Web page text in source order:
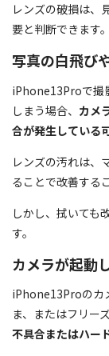
レンズの破損は、
要と判断できます。
写真の白飛び
iPhone13Proで撮
しまう場合、 カメ
合が発生している
レンズの汚れは、
ることで改善する
しかし、拭いても
す。
カメラが起動
iPhone13Proのカ
ま、またはフリー
不具合またはハー